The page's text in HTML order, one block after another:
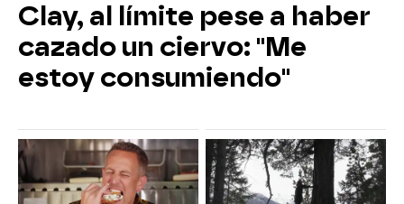
Clay, al límite pese a haber
cazado un ciervo: "Me
estoy consumiendo"